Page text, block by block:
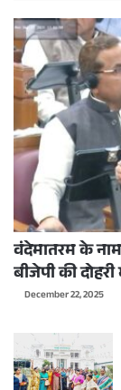
वंदेमातरम के
बीजेपी की
December 22, 2025